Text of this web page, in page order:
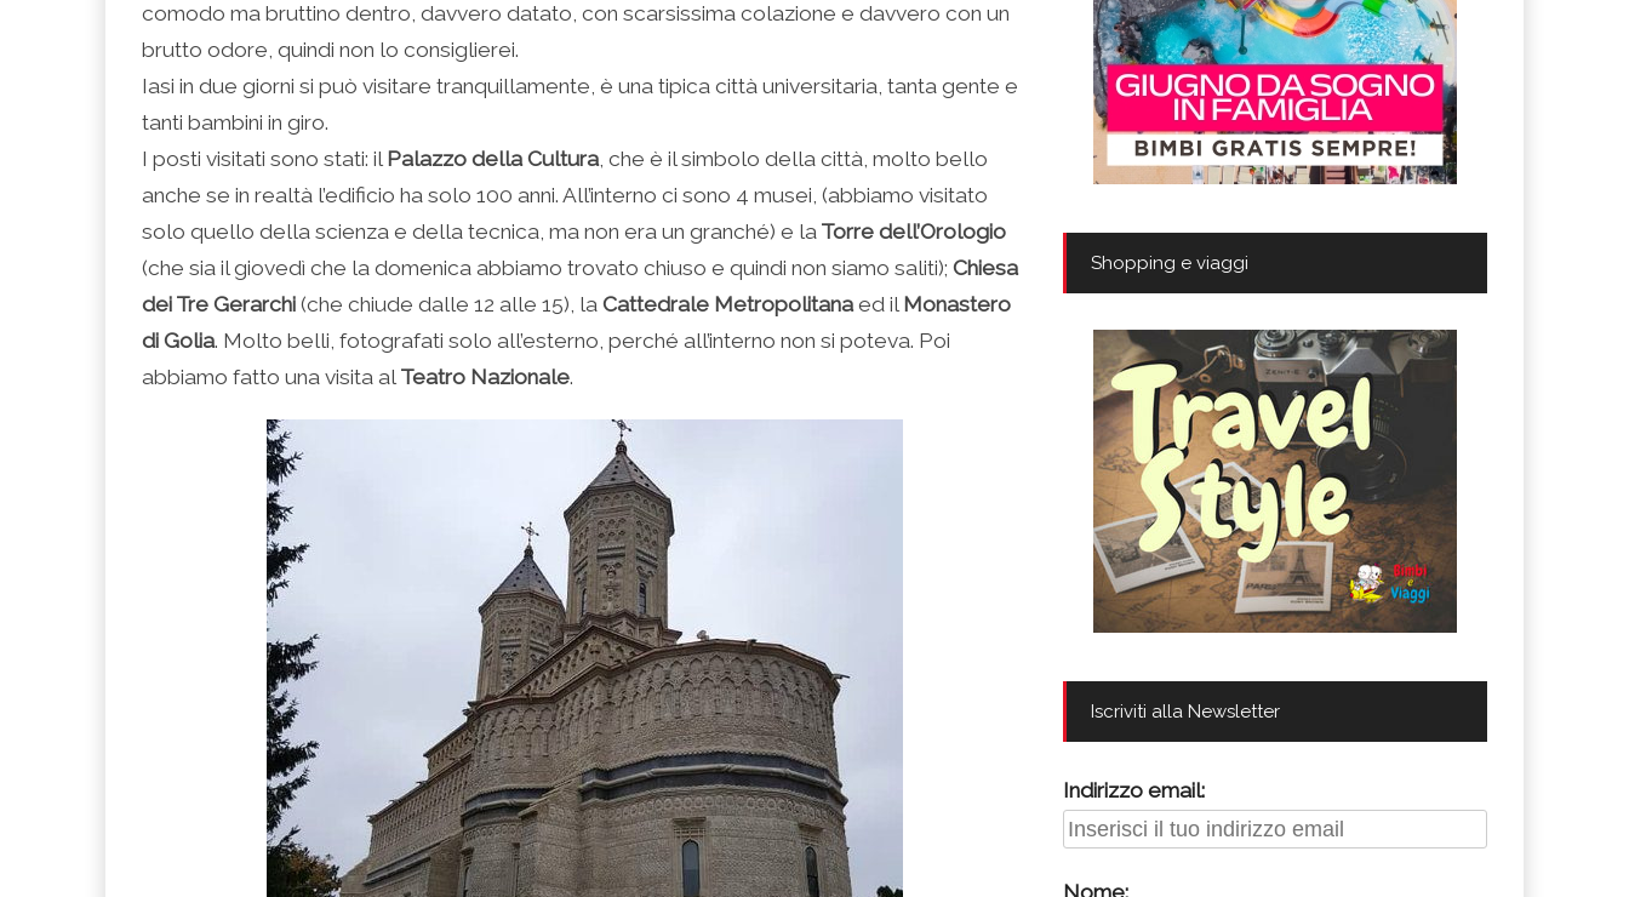
comodo ma bruttino dentro, davvero datato, con scarsissima colazione e davvero con un
brutto odore, quindi non lo consiglierei.
Iasi in due giorni si può visitare tranquillamente, è una tipica città universitaria, tanta gente e
tanti bambini in giro.
I posti visitati sono stati: il Palazzo della Cultura, che è il simbolo della città, molto bello
anche se in realtà l’edificio ha solo 100 anni. All’interno ci sono 4 musei, (abbiamo visitato
solo quello della scienza e della tecnica, ma non era un granché) e la Torre dell’Orologio
(che sia il giovedì che la domenica abbiamo trovato chiuso e quindi non siamo saliti); Chiesa
dei Tre Gerarchi (che chiude dalle 12 alle 15), la Cattedrale Metropolitanaed il Monastero
di Golia. Molto belli, fotografati solo all’esterno, perché all’interno non si poteva. Poi
abbiamo fatto una visita al Teatro Nazionale.
Shopping e viaggi
Iscriviti alla Newsletter
Indirizzo email: